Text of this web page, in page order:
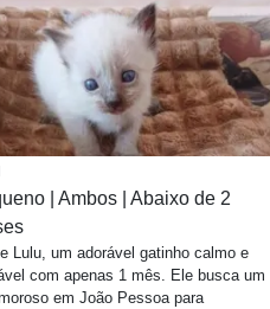
| Ambos | Abaixo de 2
Lulu, um adorável gatinho calmo e
com apenas 1 mês. Ele busca um
em João Pessoa para